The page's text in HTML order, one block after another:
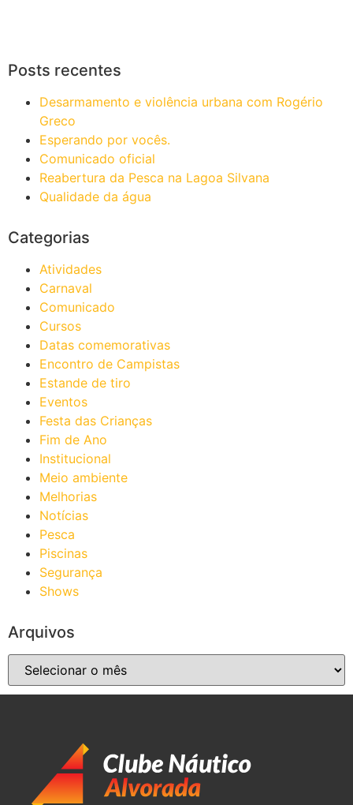
Posts recentes
Desarmamento e violência urbana com Rogério
Greco
Esperando por vocês.
Comunicado oficial
Reabertura da Pesca na Lagoa Silvana
Qualidade da água
Categorias
Atividades
Carnaval
Comunicado
Cursos
Datas comemorativas
Encontro de Campistas
Estande de tiro
Eventos
Festa das Crianças
Fim de Ano
Institucional
Meio ambiente
Melhorias
Notícias
Pesca
Piscinas
Segurança
Shows
Arquivos